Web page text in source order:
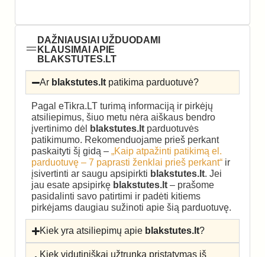
DAŽNIAUSIAI UŽDUODAMI
KLAUSIMAI APIE
BLAKSTUTES.LT
Ar blakstutes.lt patikima parduotuvė?
Pagal eTikra.LT turimą informaciją ir pirkėjų
atsiliepimus, šiuo metu nėra aiškaus bendro
įvertinimo dėl
blakstutes.lt parduotuvės
patikimumo. Rekomenduojame prieš perkant
paskaityti šį gidą – „Kaip atpažinti patikimą el.
parduotuvę – 7 paprasti ženklai prieš perkant“ ir
įsivertinti ar saugu apsipirkti blakstutes.lt. Jei
jau esate apsipirkę blakstutes.lt – prašome
pasidalinti savo patirtimi ir padėti kitiems
pirkėjams daugiau sužinoti apie šią parduotuvę.
Kiek yra atsiliepimų apie blakstutes.lt?
Kiek vidutiniškai užtrunka pristatymas iš